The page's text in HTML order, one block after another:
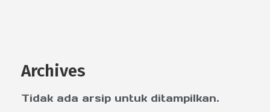
Archives
Tidak ada arsip untuk ditampilkan.